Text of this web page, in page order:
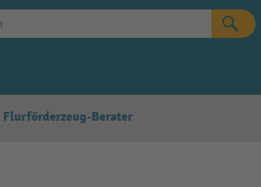
Flurförderzeug-Berater